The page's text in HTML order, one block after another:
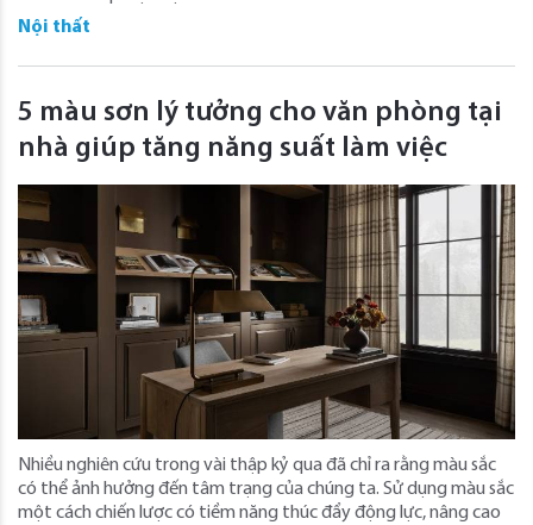
Nội thất
5 màu sơn lý tưởng cho văn phòng tại
nhà giúp tăng năng suất làm việc
Nhiều nghiên cứu trong vài thập kỷ qua đã chỉ ra rằng màu sắc
có thể ảnh hưởng đến tâm trạng của chúng ta. Sử dụng màu sắc
một cách chiến lược có tiềm năng thúc đẩy động lực, nâng cao